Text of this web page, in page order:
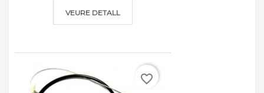
VEURE DETALL
favorite_border